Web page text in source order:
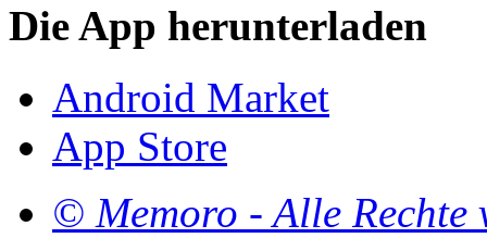
Die App herunterladen
Android Market
App Store
© Memoro - Alle Rechte